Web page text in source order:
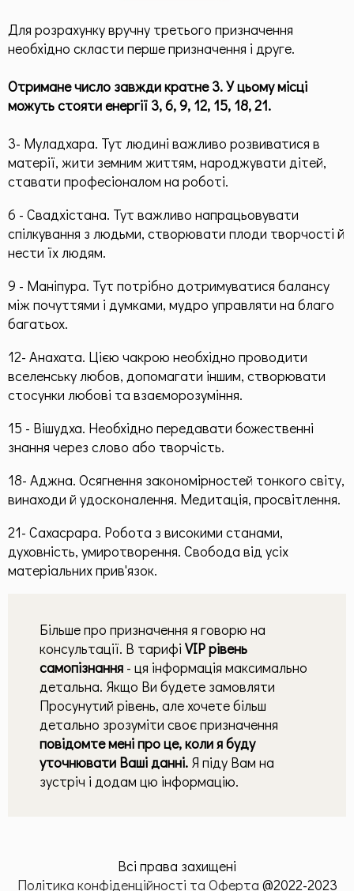
Для розрахунку вручну третього призначення
необхідно скласти перше призначення і друге.
Отримане число завжди кратне 3. У цьому місці
можуть стояти енергії 3, 6, 9, 12, 15, 18, 21.
3- Муладхара. Тут людині важливо розвиватися в
матерії, жити земним життям, народжувати дітей,
ставати професіоналом на роботі.
6 - Свадхістана. Тут важливо напрацьовувати
спілкування з людьми, створювати плоди творчості й
нести їх людям.
9 - Маніпура. Тут потрібно дотримуватися балансу
між почуттями і думками, мудро управляти на благо
багатьох.
12- Анахата. Цією чакрою необхідно проводити
вселенську любов, допомагати іншим, створювати
стосунки любові та взаєморозуміння.
15 - Вішудха. Необхідно передавати божественні
знання через слово або творчість.
18- Аджна. Осягнення закономірностей тонкого світу,
винаходи й удосконалення. Медитація, просвітлення.
21- Сахасрара. Робота з високими станами,
духовність, умиротворення. Свобода від усіх
матеріальних прив'язок.
Більше про призначення я говорю на
консультації. В тарифі VIP рівень
самопізнання - ця інформація максимально
детальна. Якщо Ви будете замовляти
Просунутий рівень, але хочете більш
детально зрозуміти своє призначення
повідомте мені про це, коли я буду
уточнювати Ваші данні. Я піду Вам на
зустріч і додам цю інформацію.
Всі права захищені
Політика конфіденційності та Оферта @2022-2023